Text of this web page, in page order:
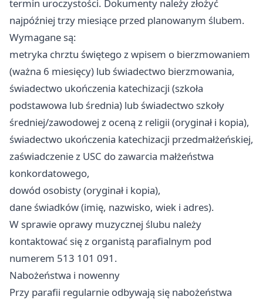
termin uroczystości. Dokumenty należy złożyć
najpóźniej trzy miesiące przed planowanym ślubem.
Wymagane są:
metryka chrztu świętego z wpisem o bierzmowaniem
(ważna 6 miesięcy) lub świadectwo bierzmowania,
świadectwo ukończenia katechizacji (szkoła
podstawowa lub średnia) lub świadectwo szkoły
średniej/zawodowej z oceną z religii (oryginał i kopia),
świadectwo ukończenia katechizacji przedmałżeńskiej,
zaświadczenie z USC do zawarcia małżeństwa
konkordatowego,
dowód osobisty (oryginał i kopia),
dane świadków (imię, nazwisko, wiek i adres).
W sprawie oprawy muzycznej ślubu należy
kontaktować się z organistą parafialnym pod
numerem 513 101 091.
Nabożeństwa i nowenny
Przy parafii regularnie odbywają się nabożeństwa